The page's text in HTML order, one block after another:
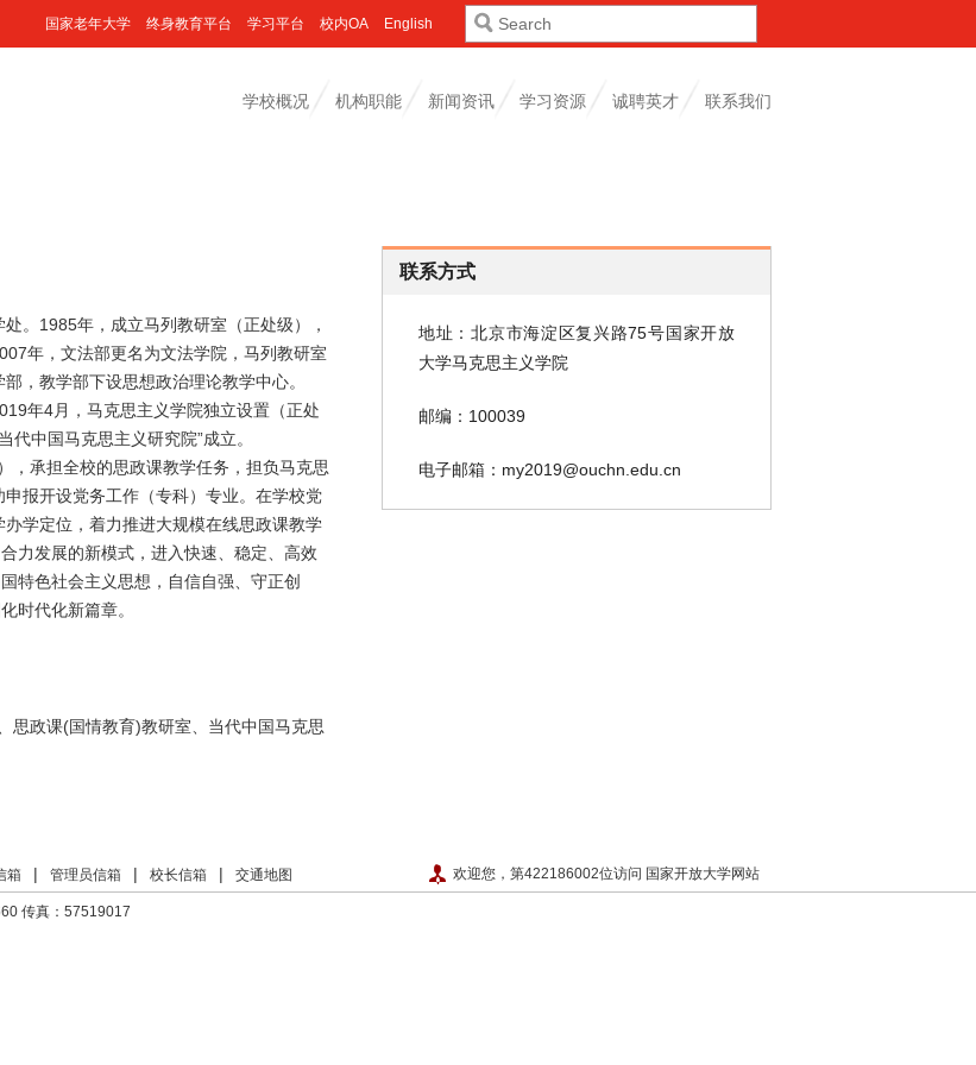
English
校内OA
学习平台
终身教育平台
国家老年大学
学校概况 机构职能 新闻资讯 学习资源 诚聘英才 联系我们
。1985年，成立马列教研室（正处级），
年，文法部更名为文法学院，马列教研室
，教学部下设思想政治理论教学中心。
年4月，马克思主义学院独立设置（正处
中国马克思主义研究院”成立。
，承担全校的思政课教学任务，担负马克思
报开设党务工作（专科）专业。在学校党
学定位，着力推进大规模在线思政课教学
力发展的新模式，进入快速、稳定、高效
特色社会主义思想，自信自强、守正创
时代化新篇章。
思政课(国情教育)教研室、当代中国马克思
联系方式
地址：北京市海淀区复兴路75号国家开放
大学马克思主义学院
邮编：100039
电子邮箱：my2019@ouchn.edu.cn
箱 | 管理员信箱 | 校长信箱 | 交通地图 欢迎您，第422186002位访问 国家开放大学网站
传真：57519017